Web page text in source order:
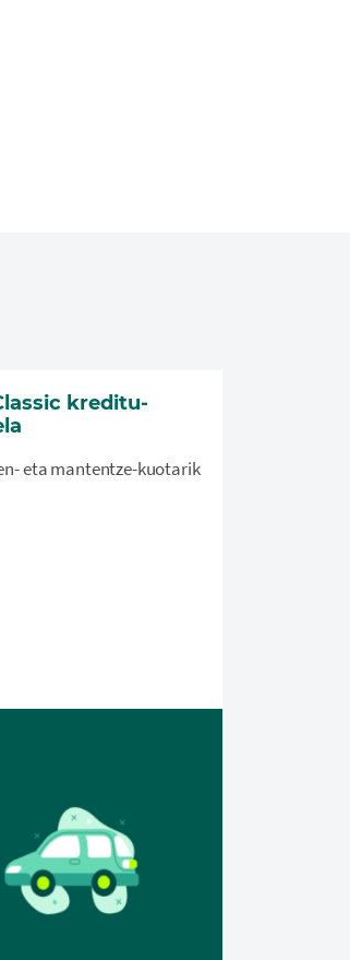
kreditu-
eta mantentze-kuotarik